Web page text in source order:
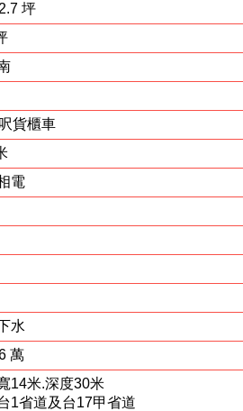
坪
貨櫃車
電
水
萬
14米.深度30米
1省道及台17甲省道